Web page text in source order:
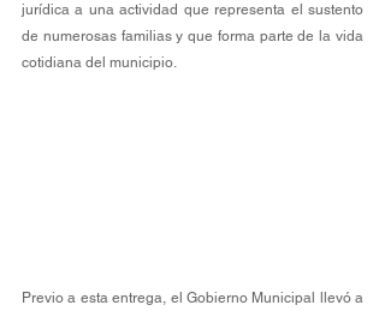
jurídica a una actividad que representa el sustento
de numerosas familias y que forma parte de la vida
cotidiana del municipio.
Previo a esta entrega, el Gobierno Municipal llevó a